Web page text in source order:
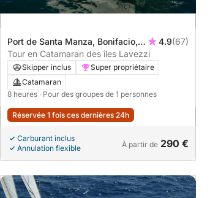
Port de Santa Manza, Bonifacio,
France
4.9(67)
Tour en Catamaran des îles Lavezzi
Skipper inclus
Super propriétaire
Catamaran
8 heures · Pour des groupes de 1 personnes
Réservée 1 fois ces dernières 24h
Carburant inclus
Annulation flexible
À partir de 290 €